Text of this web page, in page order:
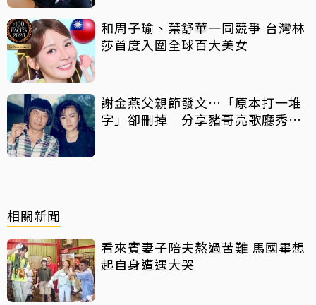
和周子瑜、葉舒華一同競爭 台灣林
莎首度入圍全球百大美女
謝金燕父親節發文…「原本打一堆
字」卻刪掉 分享豬哥亮歌廳秀歌
相關新聞
看來賓妻子陪夫熬過苦難 馬國畢想
起自身遭遇大哭